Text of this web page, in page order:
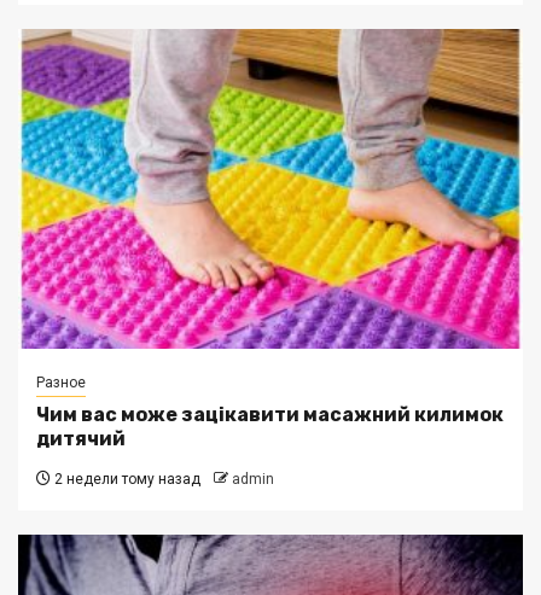
Разное
Чим вас може зацікавити масажний килимок
дитячий
2 недели тому назад admin